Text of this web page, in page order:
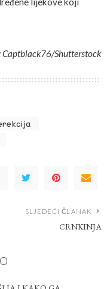
Captblack76/Shutterstock
SLJEDEĆI ČLANAK
CRNKINJA